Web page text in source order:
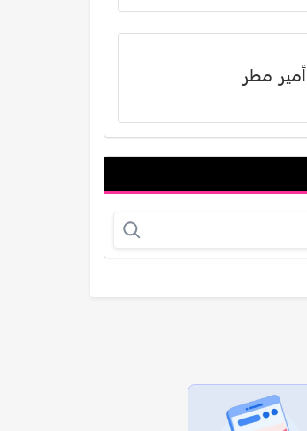
أمير مطر
جريج سيرانو
عرض الكل